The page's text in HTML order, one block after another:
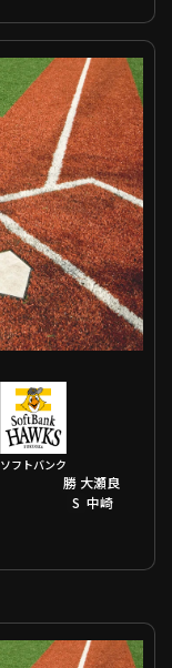
ソフトバンク
勝 大瀬良
S 中崎